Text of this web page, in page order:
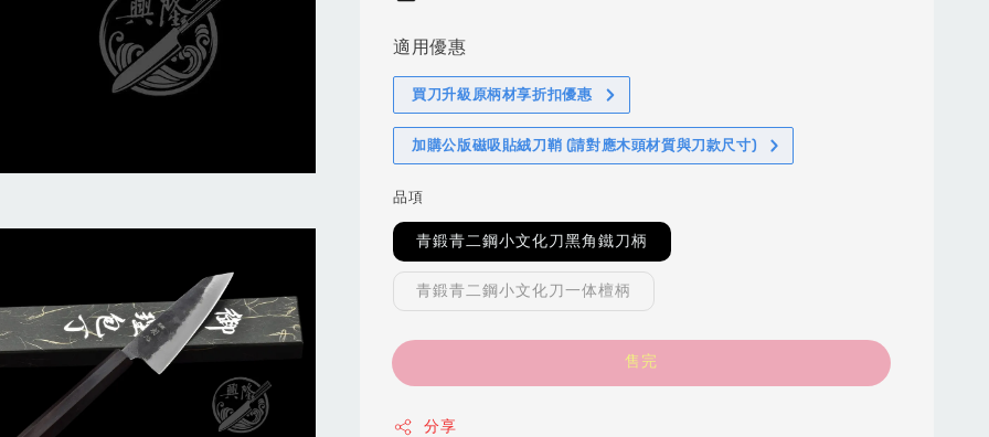
適用優惠
買刀升級原柄材享折扣優惠
加購公版磁吸貼絨刀鞘 (請對應木頭材質與刀款尺寸)
品項
青鍛青二鋼小文化刀黑角鐵刀柄
青鍛青二鋼小文化刀一体檀柄
售完
分享